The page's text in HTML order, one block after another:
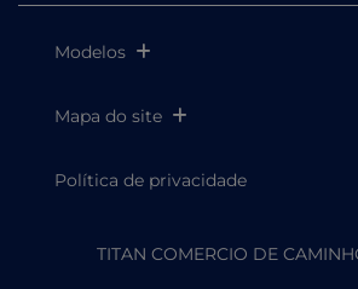
Modelos
Mapa do site
Política de privacidade
TITAN COMERCIO DE